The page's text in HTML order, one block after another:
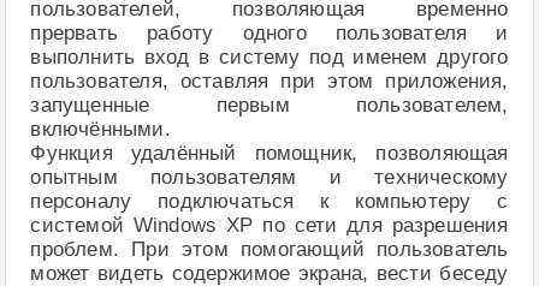
пользователей, позволяющая временно
прервать работу одного пользователя и
выполнить вход в систему под именем другого
пользователя, оставляя при этом приложения,
запущенные первым пользователем,
включёнными.
Функция удалённый помощник, позволяющая
опытным пользователям и техническому
персоналу подключаться к компьютеру с
системой Windows XP по сети для разрешения
проблем. При этом помогающий пользователь
может видеть содержимое экрана, вести беседу